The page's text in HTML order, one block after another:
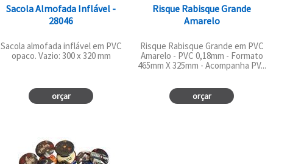
Sacola Almofada Inflável -
28046
Sacola almofada inflável em PVC
opaco. Vazio: 300 x 320 mm
orçar
Risque Rabisque Grande
Amarelo
Risque Rabisque Grande em PVC
Amarelo - PVC 0,18mm - Formato
465mm X 325mm - Acompanha PV...
orçar